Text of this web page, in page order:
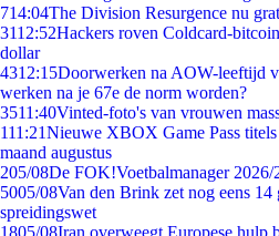
714:04The Division Resurgence nu
3112:52Hackers roven Coldcard-
dollar
4312:15Doorwerken na AOW-leeftijd
werken na je 67e de norm worden?
3511:40Vinted-foto's van vrouwen
111:21Nieuwe XBOX Game Pass
maand augustus
205/08De FOK!Voetbalmanager 2026/
5005/08Van den Brink zet nog eens 14
spreidingswet
1805/08Iran overweegt Europese hulp